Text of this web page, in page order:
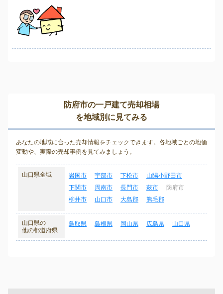
防府市の一戸建て売却相場
を地域別に見てみる
あなたの地域に合った売却情報をチェックできます。各地域ごとの地価
変動や、実際の売却事例を見てみましょう。
山口県全域 岩国市 宇部市 下松市
山陽小野田市
下関市
周南市 長門市 萩市
防府市
柳井市
山口市 大島郡 熊毛郡
山口県の
他の都道府県
鳥取県 島根県 岡山県 広島県 山口県